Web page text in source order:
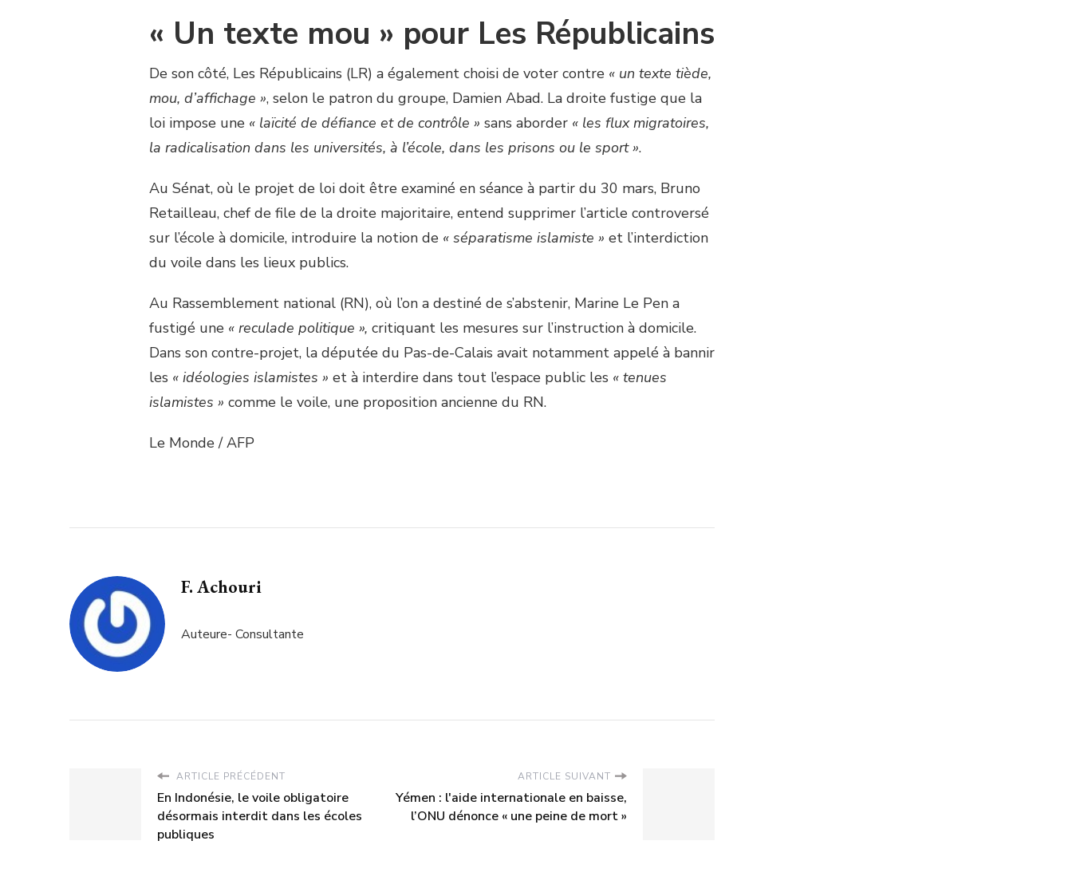
« Un texte mou » pour Les Républicains
De son côté, Les Républicains (LR) a également choisi de voter contre « un texte tiède,
mou, d’affichage », selon le patron du groupe, Damien Abad. La droite fustige que la
loi impose une « laïcité de défiance et de contrôle » sans aborder « les flux migratoires,
la radicalisation dans les universités, à l’école, dans les prisons ou le sport ».
Au Sénat, où le projet de loi doit être examiné en séance à partir du 30 mars, Bruno
Retailleau, chef de file de la droite majoritaire, entend supprimer l’article controversé
sur l’école à domicile, introduire la notion de « séparatisme islamiste » et l’interdiction
du voile dans les lieux publics.
Au Rassemblement national (RN), où l’on a destiné de s’abstenir, Marine Le Pen a
fustigé une « reculade politique », critiquant les mesures sur l’instruction à domicile.
Dans son contre-projet, la députée du Pas-de-Calais avait notamment appelé à bannir
les « idéologies islamistes » et à interdire dans tout l’espace public les « tenues
islamistes » comme le voile, une proposition ancienne du RN.
Le Monde / AFP
F. Achouri
Auteure- Consultante
ARTICLE PRÉCÉDENT
En Indonésie, le voile obligatoire
désormais interdit dans les écoles
publiques
ARTICLE SUIVANT
Yémen : l'aide internationale en baisse,
l’ONU dénonce « une peine de mort »